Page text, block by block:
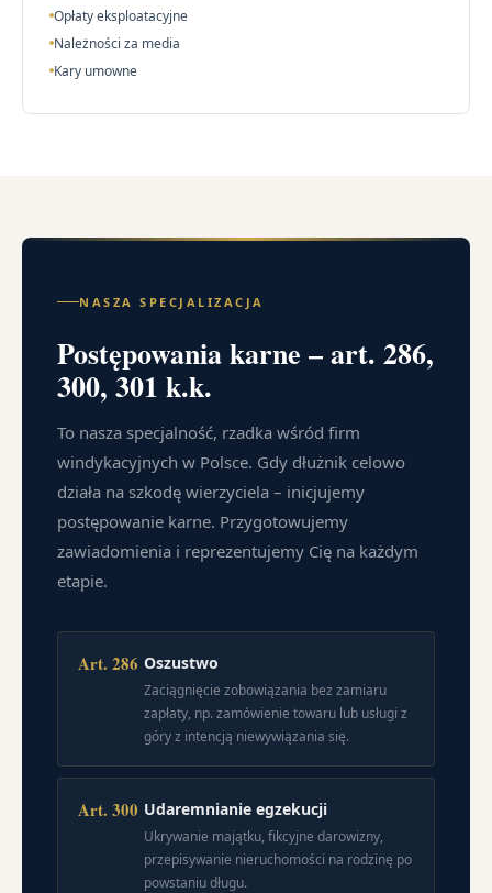
Opłaty eksploatacyjne
Należności za media
Kary umowne
NASZA SPECJALIZACJA
Postępowania karne – art. 286,
300, 301 k.k.
To nasza specjalność, rzadka wśród firm
windykacyjnych w Polsce. Gdy dłużnik celowo
działa na szkodę wierzyciela – inicjujemy
postępowanie karne. Przygotowujemy
zawiadomienia i reprezentujemy Cię na każdym
etapie.
Art. 286 Oszustwo
Zaciągnięcie zobowiązania bez zamiaru
zapłaty, np. zamówienie towaru lub usługi z
góry z intencją niewywiązania się.
Art. 300 Udaremnianie egzekucji
Ukrywanie majątku, fikcyjne darowizny,
przepisywanie nieruchomości na rodzinę po
powstaniu długu.